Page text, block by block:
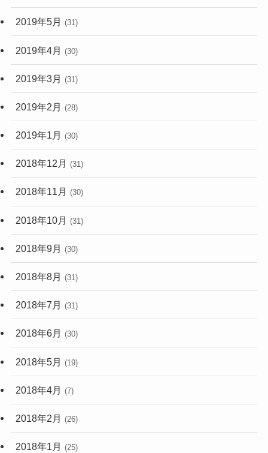
2019年5月 (31)
2019年4月 (30)
2019年3月 (31)
2019年2月 (28)
2019年1月 (30)
2018年12月 (31)
2018年11月 (30)
2018年10月 (31)
2018年9月 (30)
2018年8月 (31)
2018年7月 (31)
2018年6月 (30)
2018年5月 (19)
2018年4月 (7)
2018年2月 (26)
2018年1月 (25)